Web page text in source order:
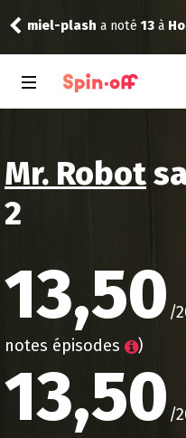
miel-plasha noté13 à
Mr. Robot
2
13,50 /
notes épisodes )
13,50 /